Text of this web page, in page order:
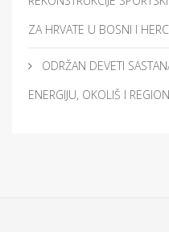
ZA HRVATE U BOSNI I
ODRŽAN DEVETI
ENERGIJU, OKOLIŠ I